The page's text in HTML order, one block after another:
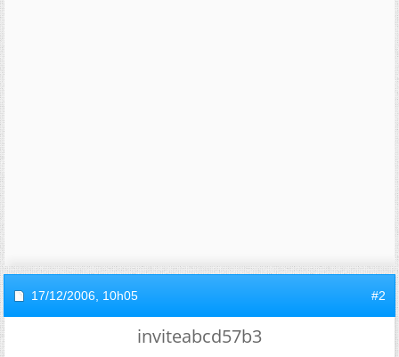
17/12/2006, 10h05 #2
inviteabcd57b3